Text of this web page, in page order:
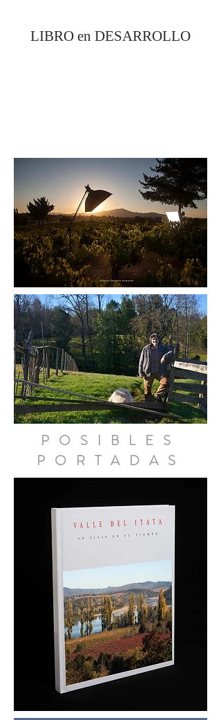
LIBRO en DESARROLLO
POSIBLES
PORTADAS